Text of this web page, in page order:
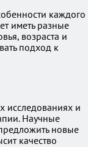
каждого
иметь разные
возраста и
подход к
исследованиях и
Научные
новые
качество